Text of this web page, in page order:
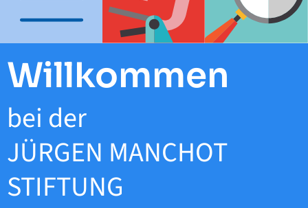
Willkommen
bei der
JÜRGEN MANCHOT
STIFTUNG